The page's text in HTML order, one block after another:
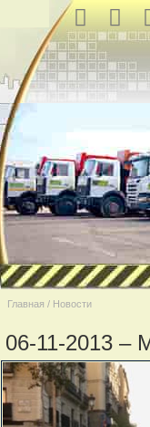
Главная / Новости
06-11-2013 –